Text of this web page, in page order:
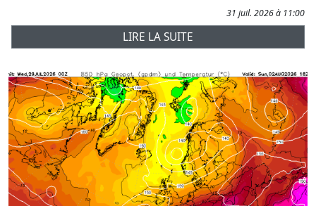
31 juil. 2026 à 11:00
LIRE LA SUITE